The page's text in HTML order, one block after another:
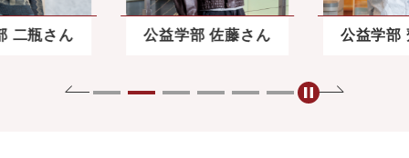
二瓶さん 公益学部 佐藤さん 公益学部